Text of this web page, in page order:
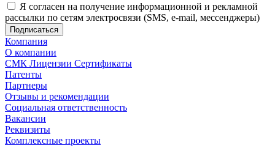
Я согласен на получение информационной и рекламной
рассылки по сетям электросвязи (SMS, e-mail, мессенджеры)
Компания
О компании
СМК Лицензии Сертификаты
Патенты
Партнеры
Отзывы и рекомендации
Социальная ответственность
Вакансии
Реквизиты
Комплексные проекты